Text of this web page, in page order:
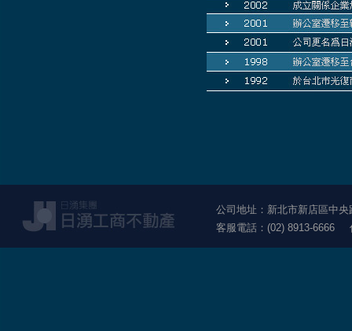
公司地址：新北市新店區中
客服電話：(02) 8913-6666